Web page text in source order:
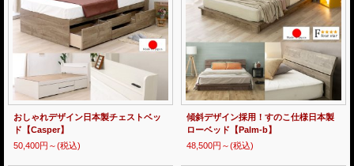
おしゃれデザイン日本製チェストベッ
ド【Casper】
50,400円～(税込)
傾斜デザイン採用！すのこ仕様日本製
ローベッド【Palm-b】
48,500円～(税込)